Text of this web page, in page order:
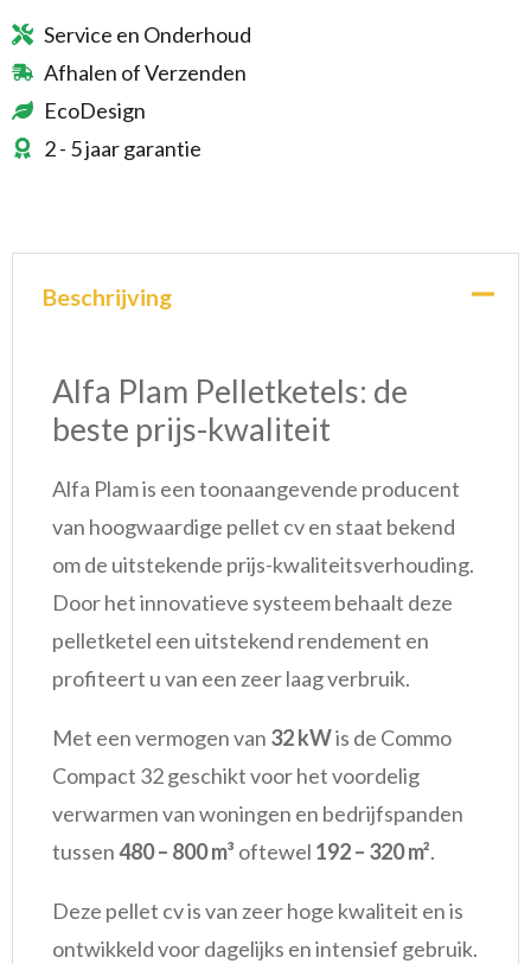
Service en Onderhoud
Afhalen of Verzenden
EcoDesign
2 - 5 jaar garantie
Beschrijving
Alfa Plam Pelletketels: de
beste prijs-kwaliteit
Alfa Plam is een toonaangevende producent
van hoogwaardige pellet cv en staat bekend
om de uitstekende prijs-kwaliteitsverhouding.
Door het innovatieve systeem behaalt deze
pelletketel een uitstekend rendement en
profiteert u van een zeer laag verbruik.
Met een vermogen van 32 kWis de Commo
Compact 32 geschikt voor het voordelig
verwarmen van woningen en bedrijfspanden
tussen480 – 800 m³ oftewel 192 – 320 m².
Deze pellet cv is van zeer hoge kwaliteit en is
ontwikkeld voor dagelijks en intensief gebruik.